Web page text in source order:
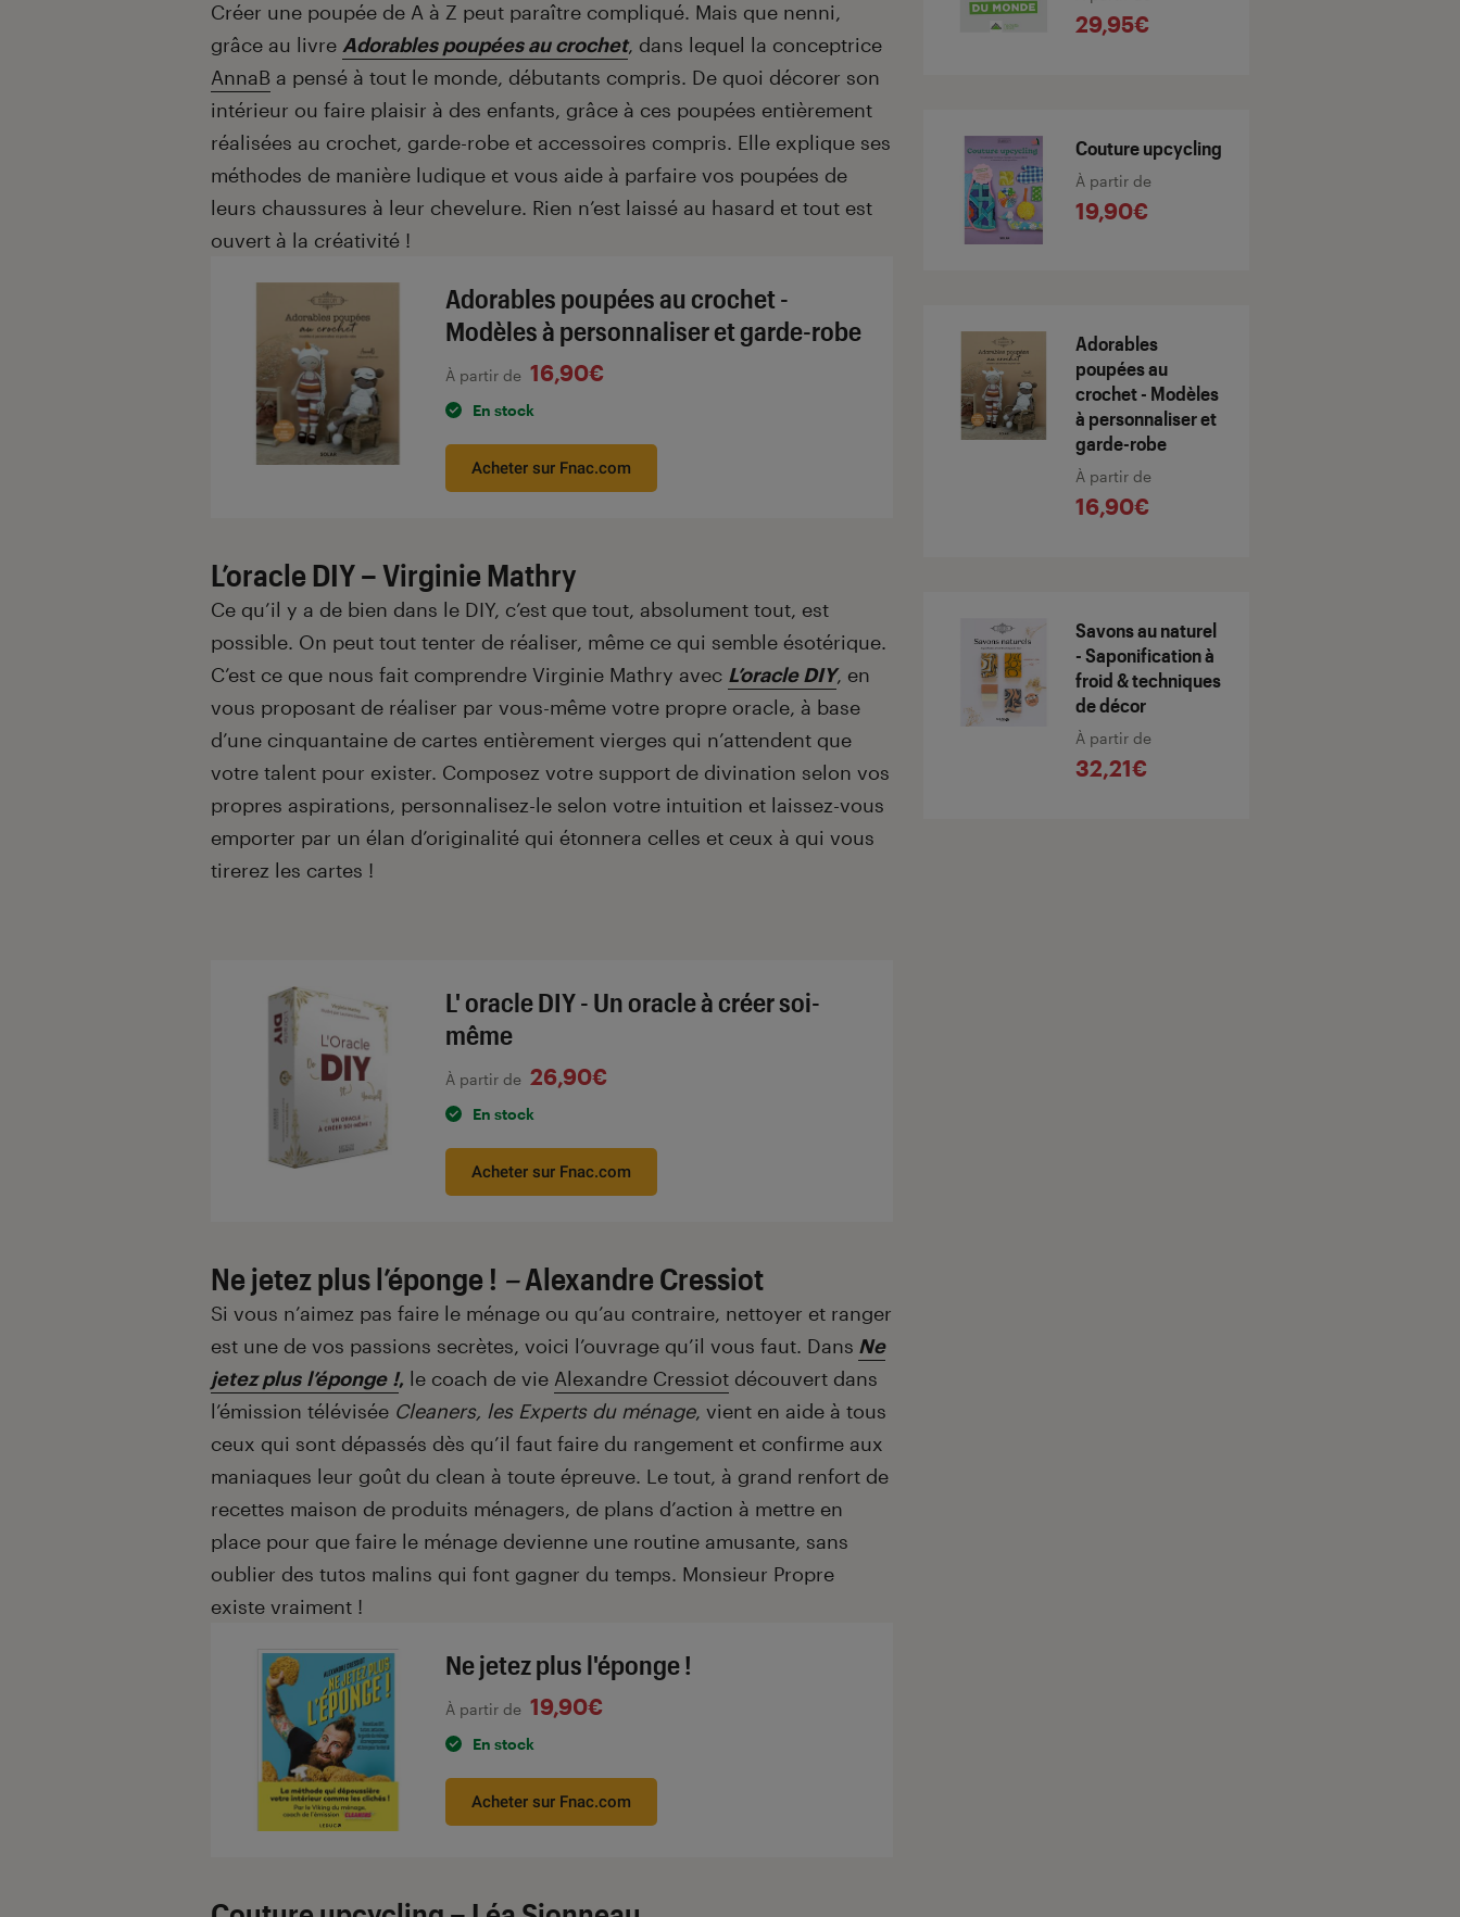
Créer une poupée de A à Z peut paraître compliqué. Mais que nenni,
grâce au livre Adorables poupées au crochet, dans lequel la conceptrice
AnnaB a pensé à tout le monde, débutants compris. De quoi décorer son
intérieur ou faire plaisir à des enfants, grâce à ces poupées entièrement
réalisées au crochet, garde-robe et accessoires compris. Elle explique ses
méthodes de manière ludique et vous aide à parfaire vos poupées de
leurs chaussures à leur chevelure. Rien n’est laissé au hasard et tout est
ouvert à la créativité !
Adorables poupées au crochet -
Modèles à personnaliser et garde-robe
À partir de 16,90€
En stock
Acheter sur Fnac.com
L’oracle DIY – Virginie Mathry
Ce qu’il y a de bien dans le DIY, c’est que tout, absolument tout, est
possible. On peut tout tenter de réaliser, même ce qui semble ésotérique.
C’est ce que nous fait comprendre Virginie Mathry avec L’oracle DIY, en
vous proposant de réaliser par vous-même votre propre oracle, à base
d’une cinquantaine de cartes entièrement vierges qui n’attendent que
votre talent pour exister. Composez votre support de divination selon vos
propres aspirations, personnalisez-le selon votre intuition et laissez-vous
emporter par un élan d’originalité qui étonnera celles et ceux à qui vous
tirerez les cartes !
L' oracle DIY - Un oracle à créer soi-
même
À partir de 26,90€
En stock
Acheter sur Fnac.com
Ne jetez plus l’éponge ! –Alexandre Cressiot
Si vous n’aimez pas faire le ménage ou qu’au contraire, nettoyer et ranger
est une de vos passions secrètes, voici l’ouvrage qu’il vous faut. Dans Ne
jetez plus l’éponge !, le coach de vie Alexandre Cressiot découvert dans
l’émission télévisée Cleaners, les Experts du ménage, vient en aide à tous
ceux qui sont dépassés dès qu’il faut faire du rangement et confirme aux
maniaques leur goût du clean à toute épreuve. Le tout, à grand renfort de
recettes maison de produits ménagers, de plans d’action à mettre en
place pour que faire le ménage devienne une routine amusante, sans
oublier des tutos malins qui font gagner du temps. Monsieur Propre
existe vraiment !
Ne jetez plus l'éponge !
À partir de 19,90€
En stock
Acheter sur Fnac.com
29,95€
Couture upcycling
À partir de
19,90€
Adorables
poupées au
crochet - Modèles
à personnaliser et
garde-robe
À partir de
16,90€
Savons au naturel
- Saponification à
froid & techniques
de décor
À partir de
32,21€